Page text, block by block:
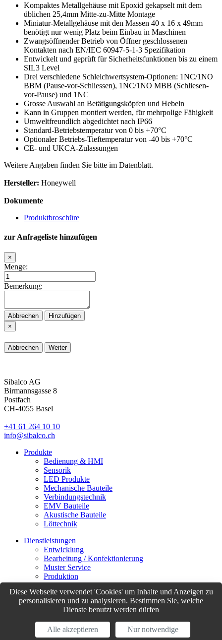
Kompaktes Metallgehäuse mit Epoxid gekapselt mit dem
üblichen 25,4mm Mitte-zu-Mitte Montage
Miniatur-Metallgehäuse mit den Massen 40 x 16 x 49mm
benötigt nur wenig Platz beim Einbau in Maschinen
Zwangsöffnender Betrieb von Öffner geschlossenen
Kontakten nach EN/IEC 60947-5-1-3 Spezifikation
Entwickelt und geprüft für Sicherheitsfunktionen bis zu einem
SIL3 Level
Drei verschiedene Schleichwertsystem-Optionen: 1NC/1NO
BBM (Pause-vor-Schliessen), 1NC/1NO MBB (Schliesen-
vor-Pause) und 1NC
Grosse Auswahl an Betätigungsköpfen und Hebeln
Kann in Gruppen montiert werden, für mehrpolige Fähigkeit
Umweltfreundlich abgedichtet nach IP66
Standard-Betriebstemperatur von 0 bis +70°C
Optionaler Betriebs-Tieftemperatur von -40 bis +70°C
CE- und UKCA-Zulassungen
Weitere Angaben finden Sie bitte im Datenblatt.
Hersteller: Honeywell
Dokumente
Produktbroschüre
zur Anfrageliste hinzufügen
×
Menge:
Bemerkung:
Abbrechen
Hinzufügen
×
Abbrechen Weiter
Sibalco AG
Birmannsgasse 8
Postfach
CH-4055 Basel
+41 61 264 10 10
info@sibalco.ch
Produkte
Bedienung & HMI
Sensorik
LED Produkte
Mechanische Bauteile
Verbindungstechnik
EMV Bauteile
Akustische Bauteile
Löttechnik
Dienstleistungen
Entwicklung
Bearbeitung / Konfektionierung
Muster Service
Produktion
Logistik
Customer Support
Datenschutzerklärung
Allgemeine Geschäftsbedingungen
Diese Webseite verwendet 'Cookies' um Inhalte und Anzeigen zu
personalisieren und zu analysieren. Bestimmen Sie, welche
Dienste benutzt werden dürfen
Alle akzeptieren Nur notwendige